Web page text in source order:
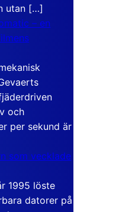
utan […]
– en
och
per sekund är
som vecklade
1995 löste
datorer på